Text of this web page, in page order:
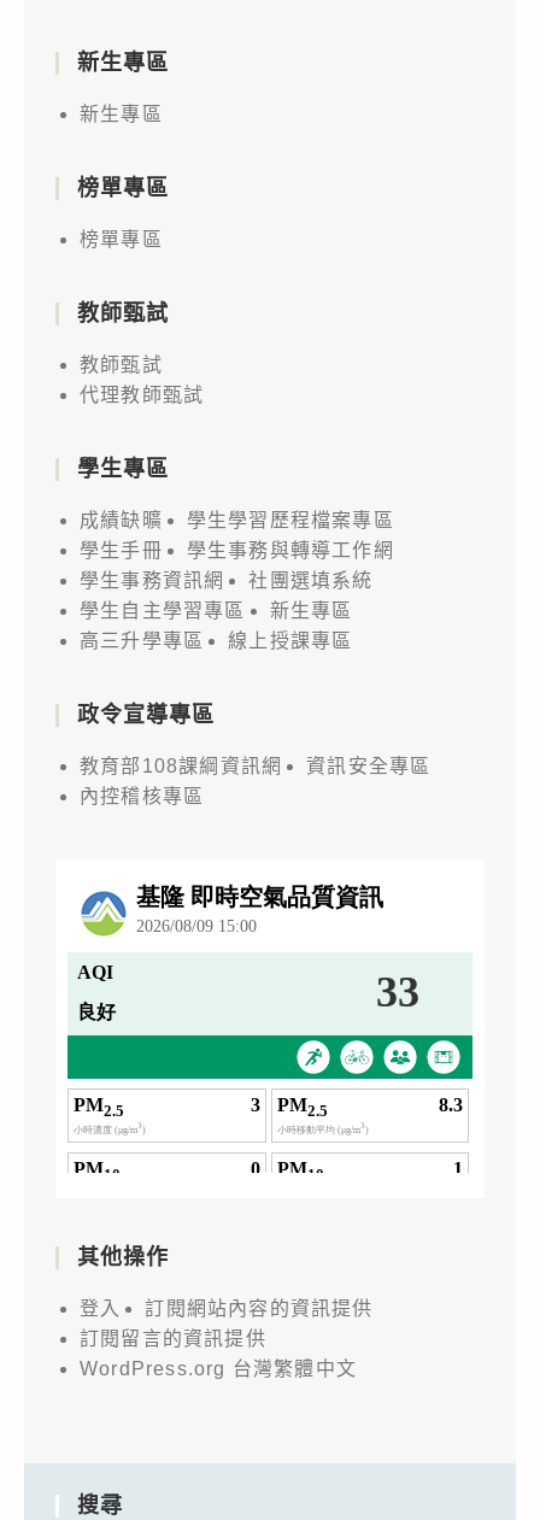
新生專區
新生專區
榜單專區
榜單專區
教師甄試
教師甄試
代理教師甄試
學生專區
成績缺曠
學生學習歷程檔案專區
學生手冊
學生事務與轉導工作網
學生事務資訊網
社團選填系統
學生自主學習專區
新生專區
高三升學專區
線上授課專區
政令宣導專區
教育部108課綱資訊網
資訊安全專區
內控稽核專區
其他操作
登入
訂閱網站內容的資訊提供
訂閱留言的資訊提供
WordPress.org 台灣繁體中文
搜尋